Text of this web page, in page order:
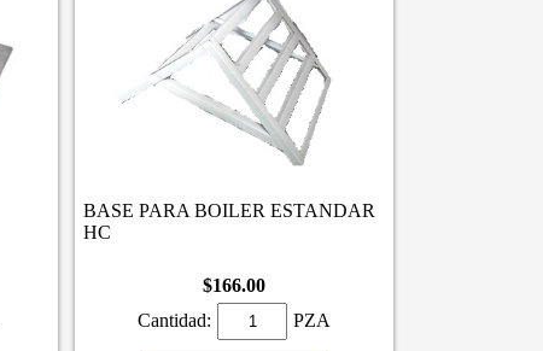
BASE PARA BOILER ESTANDAR
HC
$166.00
Cantidad:
PZA